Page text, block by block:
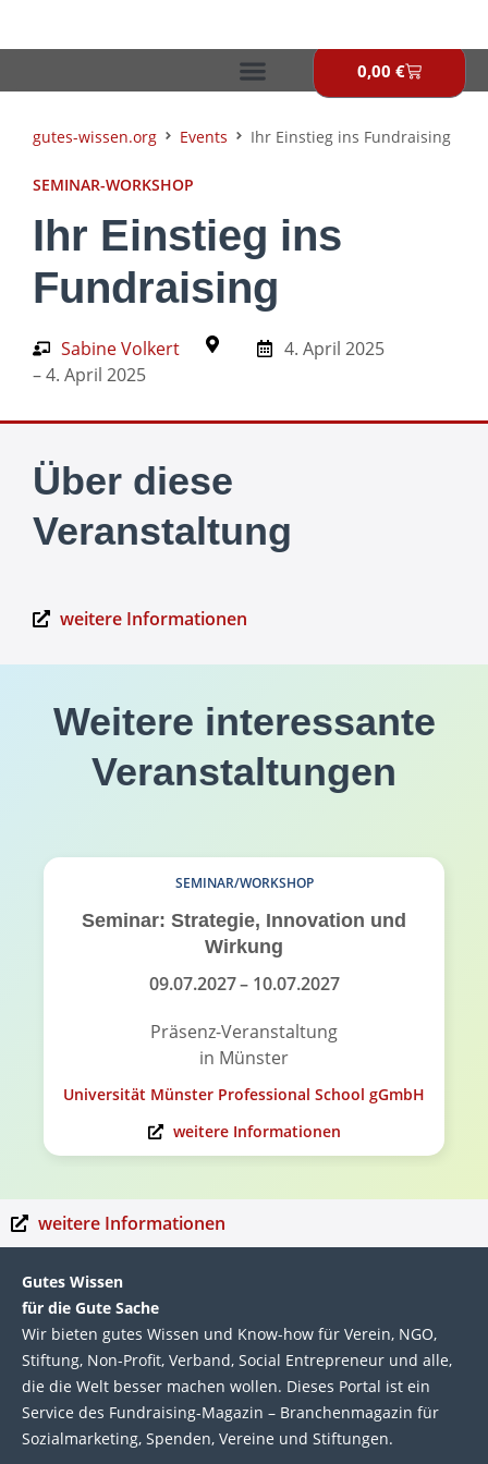
0,00 €
gutes-wissen.org Events Ihr Einstieg ins Fundraising
SEMINAR-WORKSHOP
Ihr Einstieg ins
Fundraising
Sabine Volkert
4. April 2025
– 4. April 2025
Über diese
Veranstaltung
weitere Informationen
Weitere interessante
Veranstaltungen
SEMINAR/WORKSHOP
Seminar: Strategie, Innovation und
Wirkung
09.07.2027– 10.07.2027
Präsenz-Veranstaltung
in Münster
Universität Münster Professional School gGmbH
weitere Informationen
weitere Informationen
Gutes Wissen
für die Gute Sache
Wir bie­ten gutes Wis­sen und Know-how für Ver­ein, NGO,
Stif­tung, Non-Profit, Ver­band, Social Entre­pre­neur und alle,
die die Welt bes­ser machen wol­len. Die­ses Por­tal ist ein
Service des Fund­raising-Magazin – Bran­chen­magazin für
Sozial­marke­ting, Spen­den, Ver­eine und Stif­tun­gen.